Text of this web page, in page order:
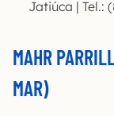
Jatiúca | Tel.:
MAHR
MAR)